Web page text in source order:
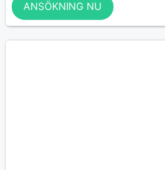
ANSÖKNING NU